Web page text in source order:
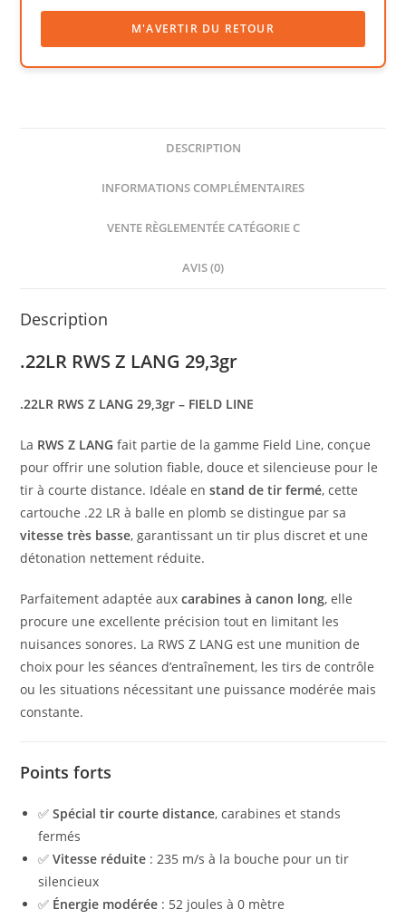
DESCRIPTION
INFORMATIONS COMPLÉMENTAIRES
VENTE RÈGLEMENTÉE CATÉGORIE C
AVIS (0)
Description
.22LR RWS Z LANG 29,3gr
.22LR RWS Z LANG 29,3gr – FIELD LINE
La RWS Z LANG fait partie de la gamme Field Line, conçue
pour offrir une solution fiable, douce et silencieuse pour le
tir à courte distance. Idéale enstand de tir fermé, cette
cartouche .22 LR à balle en plomb se distingue par sa
vitesse très basse, garantissant un tir plus discret et une
détonation nettement réduite.
Parfaitement adaptée auxcarabines à canon long, elle
procure une excellente précision tout en limitant les
nuisances sonores. La RWS Z LANG est une munition de
choix pour les séances d’entraînement, les tirs de contrôle
ou les situations nécessitant une puissance modérée mais
constante.
Points forts
✅Spécial tir courte distance, carabines et stands
fermés
✅Vitesse réduite : 235 m/s à la bouche pour un tir
silencieux
✅ Énergie modérée : 52 joules à 0 mètre